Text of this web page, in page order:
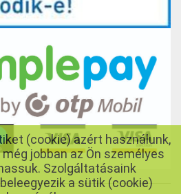
(cookie) azért használunk,
jobban az Ön személyes
Szolgáltatásaink
a sütik (cookie)